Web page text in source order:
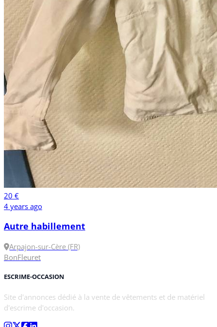
20 €
4 years ago
Autre habillement
Arpajon-sur-Cère (FR)
BonFleuret
ESCRIME-OCCASION
Site d'annonces dédié à la vente de vêtements et de matériel
d'escrime d'occasion.